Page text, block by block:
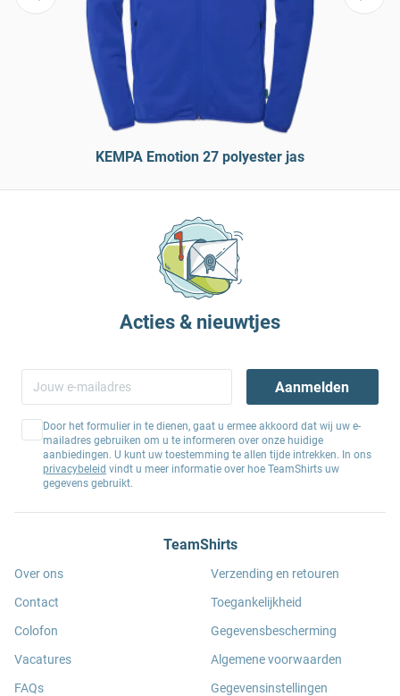
KEMPA Emotion 27 polyester jas
Acties & nieuwtjes
Aanmelden
Door het formulier in te dienen, gaat u ermee akkoord dat wij uw e-
mailadres gebruiken om u te informeren over onze huidige
aanbiedingen. U kunt uw toestemming te allen tijde intrekken. In ons
privacybeleid vindt u meer informatie over hoe TeamShirts uw
gegevens gebruikt.
TeamShirts
Over ons
Contact
Colofon
Vacatures
FAQs
Verzending en retouren
Toegankelijkheid
Gegevensbescherming
Algemene voorwaarden
Gegevensinstellingen